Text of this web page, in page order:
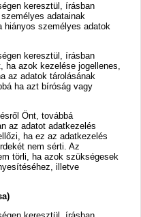
keresztül, írásban
adatainak
hiányos személyes adatok
keresztül, írásban
ha azok kezelése jogellenes,
az adatok tárolásának
ha azt bíróság vagy
Önt, továbbá
az adatot adatkezelés
ha ez az adatkezelés
nem sérti. Az
törli, ha azok szükségesek
illetve